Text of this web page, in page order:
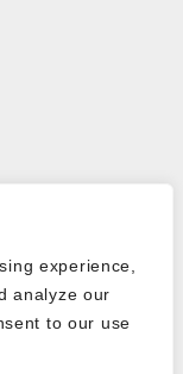
experience,
analyze our
to our use